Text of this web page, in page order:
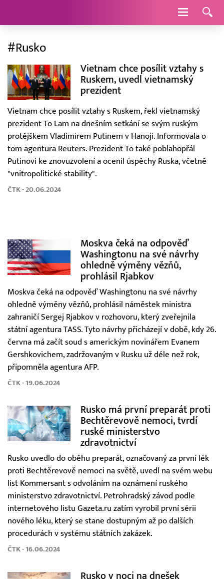
Navigace
#Rusko
Vietnam chce posílit vztahy s
Ruskem, uvedl vietnamský
prezident
Vietnam chce posílit vztahy s Ruskem, řekl vietnamský
prezident To Lam na dnešním setkání se svým ruským
protějškem Vladimirem Putinem v Hanoji. Informovala o
tom agentura Reuters. Prezident To také poblahopřál
Putinovi ke znovuzvolení a ocenil úspěchy Ruska, včetně
"vnitropolitické stability".
ČTK - 20.06.2024
Moskva čeká na odpověď
Washingtonu na své návrhy
ohledně výměny vězňů,
prohlásil Rjabkov
Moskva čeká na odpověď Washingtonu na své návrhy
ohledně výměny vězňů, prohlásil náměstek ministra
zahraničí Sergej Rjabkov v rozhovoru, který zveřejnila
státní agentura TASS. Tyto návrhy přicházejí v době, kdy 26.
června má začít soud s americkým novinářem Evanem
Gershkovichem, zadržovaným v Rusku už déle než rok,
připomněla agentura AFP.
ČTK - 19.06.2024
Rusko má první preparát proti
Bechtěrevově nemoci, tvrdí
ruské ministerstvo
zdravotnictví
Rusko uvedlo do oběhu preparát, označovaný za první lék
proti Bechtěrevově nemoci na světě, uvedl na svém webu
list Kommersant s odvoláním na oznámení ruského
ministerstvo zdravotnictví. Petrohradský závod podle
internetového listu Gazeta.ru zatím vyrobil první sérii
nového léku, který se stane dostupným až po dalších
procedurách v systému státních zakázek.
ČTK - 16.06.2024
Rusko v noci na dnešek